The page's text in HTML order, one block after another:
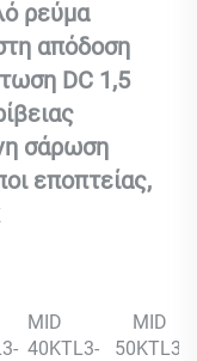
ρεύμα
απόδοση
DC 1,5
σάρωση
εποπτείας,
MID
40KTL3-
MID
50KTL3-